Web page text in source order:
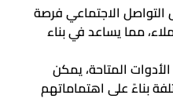
التواصل الاجتماعي فرصة
مما يساعد في بناء
المتاحة، يمكن
بناءً على اهتماماتهم